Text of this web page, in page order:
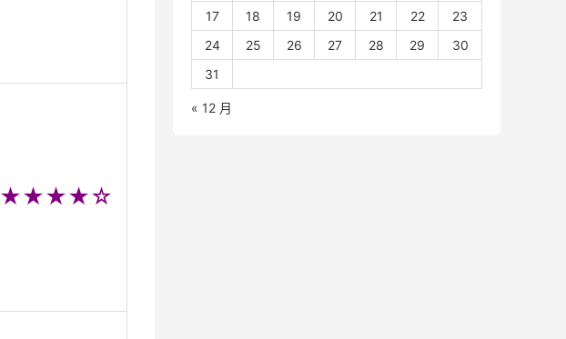
★★★★☆
17
18 19 20 21 22
23
24
25 26 27 28 29
30
31
« 12 月